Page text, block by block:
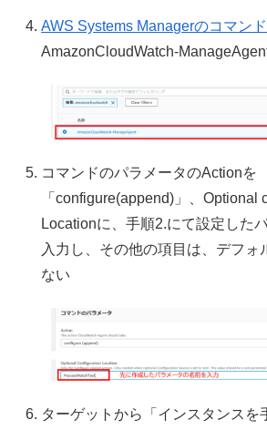
AWS Systems Managerのコマン
AmazonCloudWatch-
コマンドのパラメータのActionを
「configure(append)」、Optional
Locationに、手順2.にて設定した
入力し、その他の項目は、デフォ
ない
ターゲットから「インスタンスを